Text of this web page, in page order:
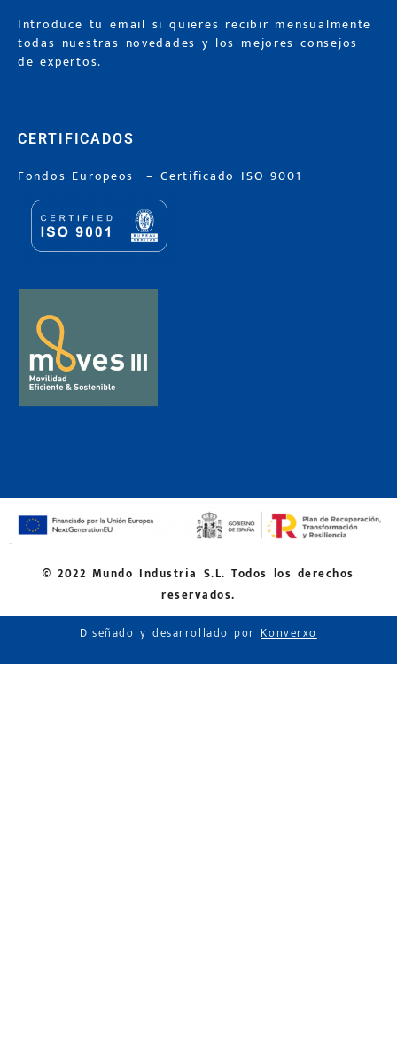
Introduce tu email si quieres recibir mensualmente
todas nuestras novedades y los mejores consejos
de expertos.
CERTIFICADOS
Fondos Europeos –Certificado ISO 9001
© 2022 Mundo Industria S.L. Todos los derechos
reservados.
Diseñado y desarrollado porKonverxo